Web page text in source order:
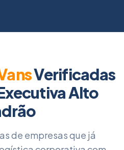
Verificadas
Alto
de empresas que já